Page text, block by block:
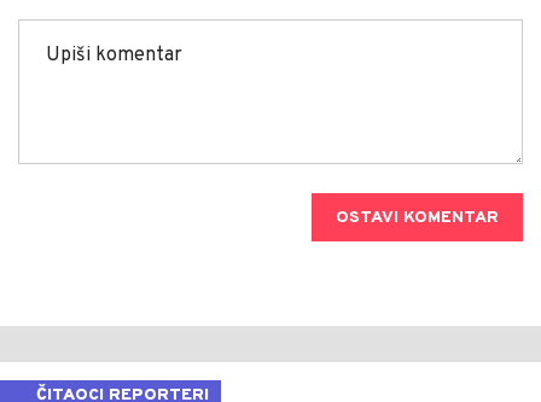
OSTAVI KOMENTAR
ČITAOCI REPORTERI